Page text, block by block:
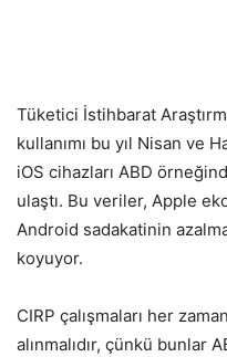
Tüketici İstihbarat
kullanımı bu yıl Nisan ve
iOS cihazları ABD
ulaştı. Bu veriler, Apple
Android sadakatinin
koyuyor.
CIRP çalışmaları her
alınmalıdır, çünkü bunlar